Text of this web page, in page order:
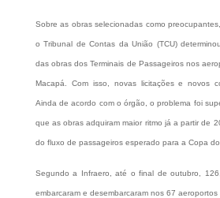
Sobre as obras selecionadas como
o Tribunal de Contas da União (TCU)
das obras dos Terminais de Passageiros nos
Macapá. Com isso, novas licitações e novos
Ainda de acordo com o órgão, o problema foi
que as obras adquiram maior ritmo já a partir de
do fluxo de passageiros esperado para a Copa
Segundo a Infraero, até o final de outubro,
embarcaram e desembarcaram nos 67 aeroportos